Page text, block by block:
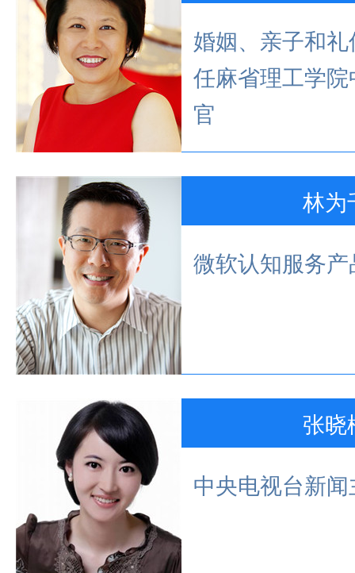
婚姻、亲子和
任麻省理工学
官
林为
微软认知服务
张晓
中央电视台新